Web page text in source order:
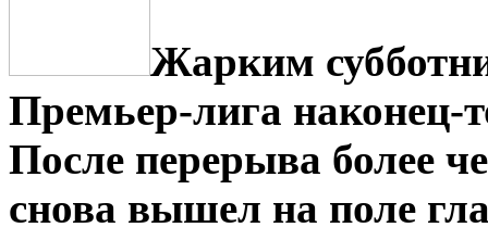
Жарким
Премьер-лига наконец-
После перерыва более
снова вышел на поле